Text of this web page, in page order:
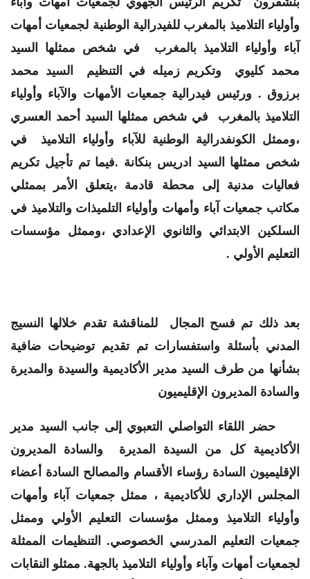
وأولياء التلاميذ بالمغرب للفيدرالية الوطنية لجمعيات أمهات
آباء وأولياء التلاميذ بالمغرب في شخص ممثلها السيد
محمد كليوي وتكريم زميله في التنظيم السيد محمد
برزوق . ورئيس فيدرالية جمعيات الأمهات والآباء وأولياء
التلاميذ بالمغرب في شخص ممثلها السيد أحمد العسري
،وممثل الكونفدرالية الوطنية للآباء وأولياء التلاميذ في
شخص ممثلها السيد ادريس بنكانة .فيما تم تأجيل تكريم
فعاليات مدنية إلى محطة قادمة ،يتعلق الأمر بممثلي
مكاتب جمعيات آباء وأمهات وأولياء التلميذات والتلاميذ في
السلكين الابتدائي والثانوي الإعدادي ،وممثل مؤسسات
التعليم الأولي .
بعد ذلك تم فسح المجال للمناقشة تقدم خلالها النسيج
المدني بأسئلة واستفسارات تم تقديم توضيحات ضافية
بشأنها من طرف السيد مدير الأكاديمية والسيدة والمديرة
والسادة المديرون الإقليميون
حضر اللقاء التواصلي التعبوي إلى جانب السيد مدير
الأكاديمية كل من السيدة المديرة والسادة المديرون
الإقليميون السادة رؤساء الأقسام والمصالح السادة أعضاء
المجلس الإداري للأكاديمية ، ممثل جمعيات آباء وأمهات
وأولياء التلاميذ وممثل مؤسسات التعليم الأولي وممثل
جمعيات التعليم المدرسي الخصوصي. التنظيمات الممثلة
لجمعيات أمهات وآباء وأولياء التلاميذ بالجهة. ممثلو النقابات